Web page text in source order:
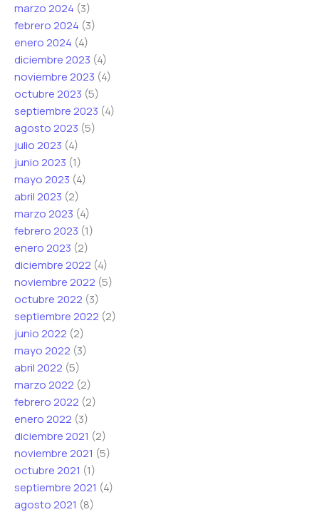
marzo 2024 (3)
febrero 2024 (3)
enero 2024 (4)
diciembre 2023 (4)
noviembre 2023 (4)
octubre 2023 (5)
septiembre 2023 (4)
agosto 2023 (5)
julio 2023 (4)
junio 2023 (1)
mayo 2023 (4)
abril 2023 (2)
marzo 2023 (4)
febrero 2023 (1)
enero 2023 (2)
diciembre 2022 (4)
noviembre 2022 (5)
octubre 2022 (3)
septiembre 2022 (2)
junio 2022 (2)
mayo 2022 (3)
abril 2022 (5)
marzo 2022 (2)
febrero 2022 (2)
enero 2022 (3)
diciembre 2021 (2)
noviembre 2021 (5)
octubre 2021 (1)
septiembre 2021 (4)
agosto 2021 (8)